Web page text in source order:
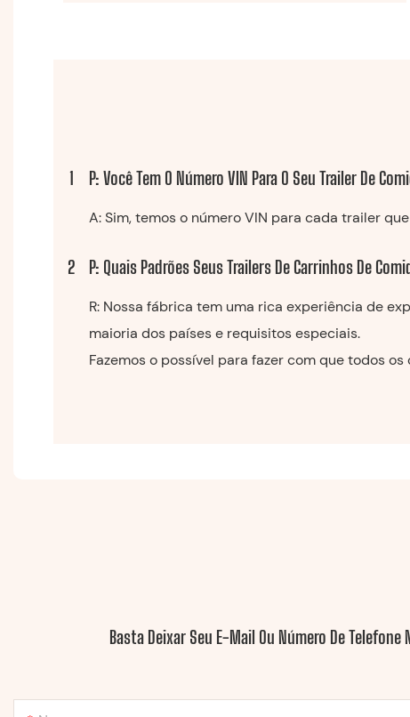
1 P: Você Tem O Número VIN Para O Seu Trailer De
A: Sim, temos o número VIN para cada trailer
2 P: Quais Padrões Seus Trailers De Carrinhos De
R: Nossa fábrica tem uma rica experiência de
maioria dos países e requisitos especiais.
Fazemos o possível para fazer com que todos
Basta Deixar Seu E-Mail Ou Número De